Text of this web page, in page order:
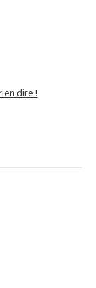
dire !